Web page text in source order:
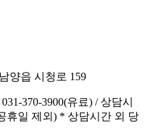
양읍 시청로 159
031-370-3900(유료) /상담시
휴일 제외) * 상담시간 외 당